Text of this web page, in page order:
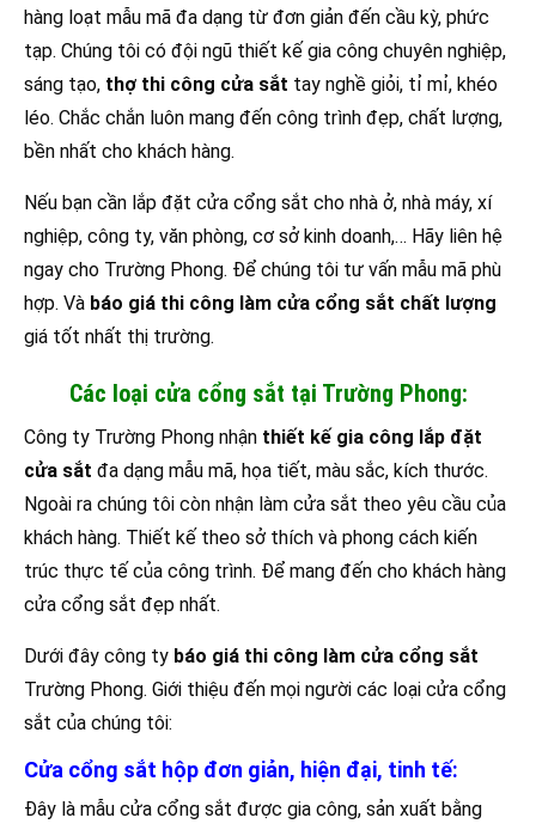
hàng loạt mẫu mã đa dạng từ đơn giản đến cầu kỳ, phức
tạp. Chúng tôi có đội ngũ thiết kế gia công chuyên nghiệp,
sáng tạo, thợ thi công cửa sắt tay nghề giỏi, tỉ mỉ, khéo
léo. Chắc chắn luôn mang đến công trình đẹp, chất lượng,
bền nhất cho khách hàng.
Nếu bạn cần lắp đặt cửa cổng sắt cho nhà ở, nhà máy, xí
nghiệp, công ty, văn phòng, cơ sở kinh doanh,… Hãy liên hệ
ngay cho Trường Phong. Để chúng tôi tư vấn mẫu mã phù
hợp. Và báo giá thi công làm cửa cổng sắt chất lượng
giá tốt nhất thị trường.
Các loại cửa cổng sắt tại Trường Phong:
Công ty Trường Phong nhận thiết kế gia công lắp đặt
cửa sắt đa dạng mẫu mã, họa tiết, màu sắc, kích thước.
Ngoài ra chúng tôi còn nhận làm cửa sắt theo yêu cầu của
khách hàng. Thiết kế theo sở thích và phong cách kiến
trúc thực tế của công trình. Để mang đến cho khách hàng
cửa cổng sắt đẹp nhất.
Dưới đây công ty báo giá thi công làm cửa cổng sắt
Trường Phong. Giới thiệu đến mọi người các loại cửa cổng
sắt của chúng tôi:
Cửa cổng sắt hộp đơn giản, hiện đại, tinh tế:
Đây là mẫu cửa cổng sắt được gia công, sản xuất bằng